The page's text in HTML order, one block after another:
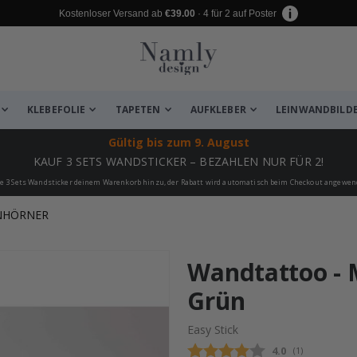
Kostenloser Versand ab €39.00 · 4 für 2 auf Poster
KLEBEFOLIE TAPETEN AUFKLEBER
Gültig bis zum 9. August
KAUF 3 SETS WANDSTICKER – BEZAHLEN NUR FÜR 2!
3 Sets Wandsticker deinem Warenkorb hinzu, der Rabatt wird automatisch beim Checkout
Wandtattoo -
Grün
Easy Stick
4.0 (abgegebene
1 )